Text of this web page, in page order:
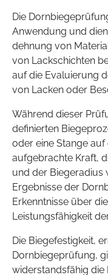
Die
Anwendung und
dehnung von
von Lackschichten
auf die Evaluierung
von Lacken oder
Während dieser
definierten
oder eine Stange
aufgebrachte Kraft,
und der Biegeradius
Ergebnisse der
Erkenntnisse über
Leistungsfähigkeit
Die Biegefestigkeit,
Dornbiegeprüfung,
widerstandsfähig